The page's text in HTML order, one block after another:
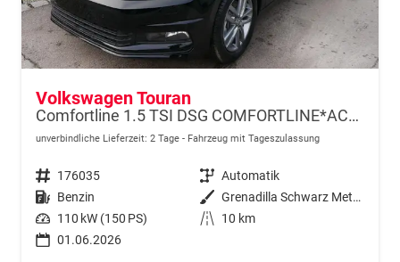
Volkswagen Touran
Comfortline 1.5 TSI DSG COMFORTLINE*ACC*LED*PDC*KAMERA*NAVI*SHZ* 7-SITZER 17-ZOLL
unverbindliche Lieferzeit: 2 Tage Fahrzeug mit Tageszulassung
Fahrzeugnr. 176035 Getriebe Automatik
Kraftstoff Benzin Außenfarbe
Grenadilla Schwarz Metallic
Leistung 110 kW (150 PS) Kilometerstand
10 km
01.06.2026